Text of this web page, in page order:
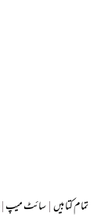
|سائٹ میپ|تمام کتابیں